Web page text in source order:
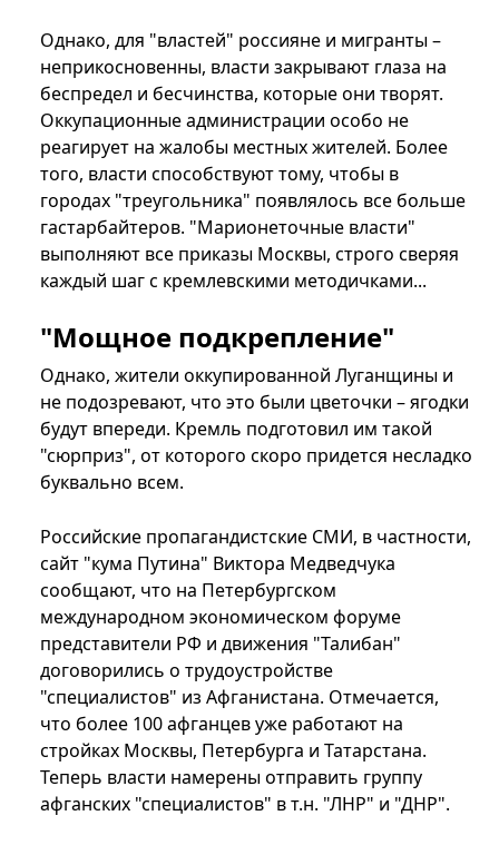
Однако, для "властей" россияне и мигранты –
неприкосновенны, власти закрывают глаза на
беспредел и бесчинства, которые они творят.
Оккупационные администрации особо не
реагирует на жалобы местных жителей. Более
того, власти способствуют тому, чтобы в
городах "треугольника" появлялось все больше
гастарбайтеров. "Марионеточные власти"
выполняют все приказы Москвы, строго сверяя
каждый шаг с кремлевскими методичками...
"Мощное подкрепление"
Однако, жители оккупированной Луганщины и
не подозревают, что это были цветочки – ягодки
будут впереди. Кремль подготовил им такой
"сюрприз", от которого скоро придется несладко
буквально всем.
Российские пропагандистские СМИ, в частности,
сайт "кума Путина" Виктора Медведчука
сообщают, что на Петербургском
международном экономическом форуме
представители РФ и движения "Талибан"
договорились о трудоустройстве
"специалистов" из Афганистана. Отмечается,
что более 100 афганцев уже работают на
стройках Москвы, Петербурга и Татарстана.
Теперь власти намерены отправить группу
афганских "специалистов" в т.н. "ЛНР" и "ДНР".